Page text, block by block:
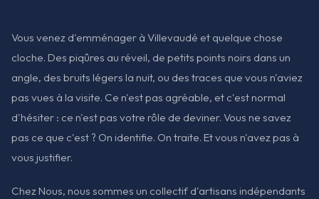
Vous venez d'emménager à Villevaudé et quelque chose
cloche. Des piqûres au réveil, de petits points noirs dans un
angle, des bruits légers la nuit, ou des traces que vous n'aviez
pas vues à la visite. Ce n'est pas agréable, et c'est normal
d'hésiter : ce n'est pas votre rôle de deviner. Vous ne savez
pas ce que c'est ? On identifie. On traite. Et vous n'avez pas à
vous justifier.
Chez Nous, nous sommes un collectif d'artisans indépendants